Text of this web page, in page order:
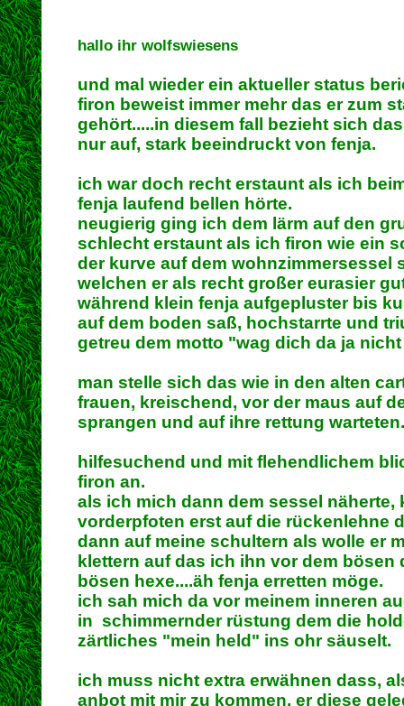
hallo ihr wolfswiesens
und mal wieder ein aktueller status
firon beweist immer mehr das er zum
gehört.....in diesem fall bezieht sich
nur auf, stark beeindruckt von fenja.
ich war doch recht erstaunt als ich
fenja laufend bellen hörte.
neugierig ging ich dem lärm auf den
schlecht erstaunt als ich firon wie ein
der kurve auf dem wohnzimmersessel
welchen er als recht großer eurasier
während klein fenja aufgepluster bis
auf dem boden saß, hochstarrte und
getreu dem motto "wag dich da ja
man stelle sich das wie in den alten
frauen, kreischend, vor der maus auf
sprangen und auf ihre rettung warteten.
hilfesuchend und mit flehendlichem
firon an.
als ich mich dann dem sessel näherte,
vorderpfoten erst auf die rückenlehne
dann auf meine schultern als wolle er
klettern auf das ich ihn vor dem bösen
bösen hexe....äh fenja erretten möge.
ich sah mich da vor meinem inneren
in schimmernder rüstung dem die
zärtliches "mein held" ins ohr säuselt.
ich muss nicht extra erwähnen dass,
anbot mit mir zu kommen, er diese